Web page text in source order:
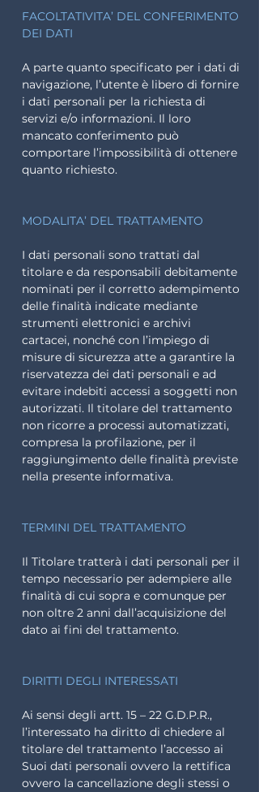
FACOLTATIVITA’ DEL CONFERIMENTO
DEI DATI
A parte quanto specificato per i dati di
navigazione, l’utente è libero di fornire
i dati personali per la richiesta di
servizi e/o informazioni. Il loro
mancato conferimento può
comportare l’impossibilità di ottenere
quanto richiesto.
MODALITA’ DEL TRATTAMENTO
I dati personali sono trattati dal
titolare e da responsabili debitamente
nominati per il corretto adempimento
delle finalità indicate mediante
strumenti elettronici e archivi
cartacei, nonché con l’impiego di
misure di sicurezza atte a garantire la
riservatezza dei dati personali e ad
evitare indebiti accessi a soggetti non
autorizzati. Il titolare del trattamento
non ricorre a processi automatizzati,
compresa la profilazione, per il
raggiungimento delle finalità previste
nella presente informativa.
TERMINI DEL TRATTAMENTO
Il Titolare tratterà i dati personali per il
tempo necessario per adempiere alle
finalità di cui sopra e comunque per
non oltre 2 anni dall’acquisizione del
dato ai fini del trattamento.
DIRITTI DEGLI INTERESSATI
Ai sensi degli artt. 15 – 22 G.D.P.R.,
l’interessato ha diritto di chiedere al
titolare del trattamento l’accesso ai
Suoi dati personali ovvero la rettifica
ovvero la cancellazione degli stessi o